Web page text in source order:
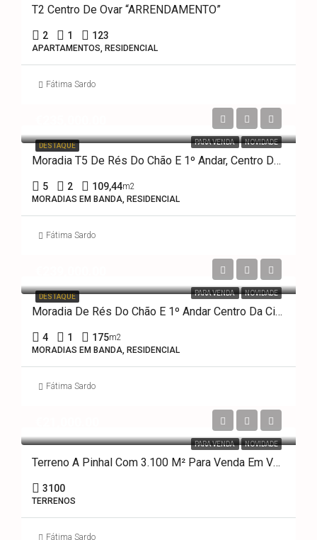
T2 Centro De Ovar “ARRENDAMENTO”
2 1 123
APARTAMENTOS, RESIDENCIAL
Fátima Sardo
DESTAQUE PARA VENDA NOVIDADE
Moradia T5 De Rés Do Chão E 1º Andar, Centro Da Cidade De Ovar
5 2 109,44m2
MORADIAS EM BANDA, RESIDENCIAL
Fátima Sardo
DESTAQUE PARA VENDA NOVIDADE
Moradia De Rés Do Chão E 1º Andar Centro Da Cidade De Ovar
4 1 175m2
MORADIAS EM BANDA, RESIDENCIAL
Fátima Sardo
PARA VENDA NOVIDADE
Terreno A Pinhal Com 3.100 M² Para Venda Em Válega, Ovar
3100
TERRENOS
Fátima Sardo